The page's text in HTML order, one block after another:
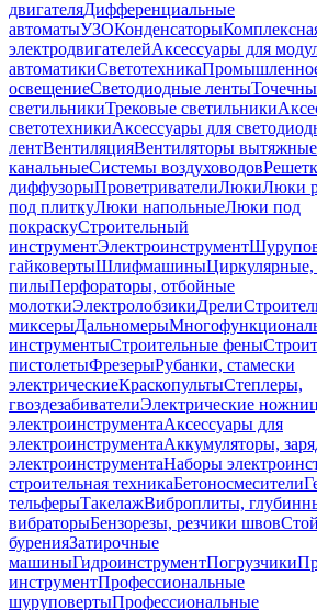
двигателяДифференциальные
автоматыУЗОКонденсаторы
электродвигателейАксессуары для
автоматикиСветотехника
освещениеСветодиодные ленты
светильникиТрековые светильники
светотехникиАксессуары для
лентВентиляцияВентиляторы вытяжные
канальныеСистемы воздуховодов
диффузорыПроветривателиЛюкиЛюки
под плиткуЛюки напольныеЛюки под
покраскуСтроительный
инструментЭлектроинструмент
гайковертыШлифмашиныЦиркулярные,
пилыПерфораторы, отбойные
молоткиЭлектролобзикиДрели
миксерыДальномеры
инструментыСтроительные фены
пистолетыФрезерыРубанки, стамески
электрическиеКраскопультыСтеплеры,
гвоздезабивателиЭлектрические
электроинструментаАксессуары для
электроинструментаАккумуляторы,
электроинструментаНаборы
строительная техникаБетоносмесители
тельферыТакелажВиброплиты,
вибраторыБензорезы, резчики швов
буренияЗатирочные
машиныГидроинструментПогрузчики
инструментПрофессиональные
шуруповертыПрофессиональные